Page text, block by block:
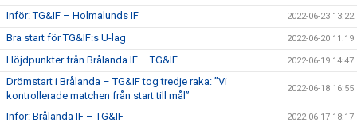
Inför: TG&IF – Holmalunds IF 2022-06-23 13:22
Bra start för TG&IF:s U-lag 2022-06-20 11:19
Höjdpunkter från Brålanda IF – TG&IF 2022-06-19 14:47
Drömstart i Brålanda – TG&IF tog tredje raka: ”Vi
kontrollerade matchen från start till mål”
2022-06-18 16:55
Inför: Brålanda IF – TG&IF 2022-06-17 18:17